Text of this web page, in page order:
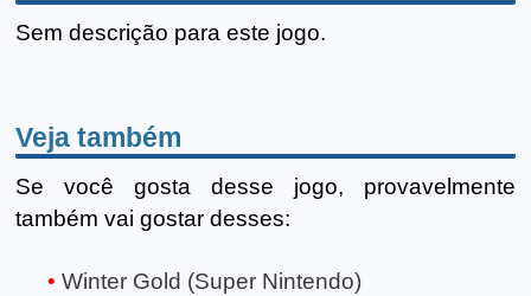
Sem descrição para este jogo.
Veja também
Se você gosta desse jogo, provavelmente
também vai gostar desses:
Winter Gold (Super Nintendo)